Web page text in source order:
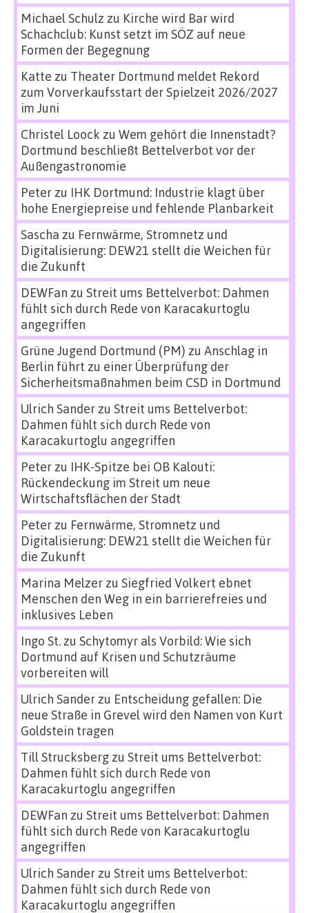
Michael Schulz zu Kirche wird Bar wird
Schachclub: Kunst setzt im SÖZ auf neue
Formen der Begegnung
Katte zu Theater Dortmund meldet Rekord
zum Vorverkaufsstart der Spielzeit 2026/2027
im Juni
Christel Loock zu Wem gehört die Innenstadt?
Dortmund beschließt Bettelverbot vor der
Außengastronomie
Peterzu IHK Dortmund: Industrie klagt über
hohe Energiepreise und fehlende Planbarkeit
Sascha zu Fernwärme, Stromnetz und
Digitalisierung: DEW21 stellt die Weichen für
die Zukunft
DEWFan zu Streit ums Bettelverbot: Dahmen
fühlt sich durch Rede von Karacakurtoglu
angegriffen
Grüne Jugend Dortmund (PM) zu Anschlag in
Berlin führt zu einer Überprüfung der
Sicherheitsmaßnahmen beim CSD in Dortmund
Ulrich Sanderzu Streit ums Bettelverbot:
Dahmen fühlt sich durch Rede von
Karacakurtoglu angegriffen
Peterzu IHK-Spitze bei OB Kalouti:
Rückendeckung im Streit um neue
Wirtschaftsflächen der Stadt
Peterzu Fernwärme, Stromnetz und
Digitalisierung: DEW21 stellt die Weichen für
die Zukunft
Marina Melzerzu Siegfried Volkert ebnet
Menschen den Weg in ein barrierefreies und
inklusives Leben
Ingo St.zu Schytomyr als Vorbild: Wie sich
Dortmund auf Krisen und Schutzräume
vorbereiten will
Ulrich Sanderzu Entscheidung gefallen: Die
neue Straße in Grevel wird den Namen von Kurt
Goldstein tragen
Till Strucksbergzu Streit ums Bettelverbot:
Dahmen fühlt sich durch Rede von
Karacakurtoglu angegriffen
DEWFan zu Streit ums Bettelverbot: Dahmen
fühlt sich durch Rede von Karacakurtoglu
angegriffen
Ulrich Sanderzu Streit ums Bettelverbot:
Dahmen fühlt sich durch Rede von
Karacakurtoglu angegriffen